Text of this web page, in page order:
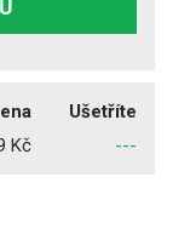
Ušetříte
Kč ---